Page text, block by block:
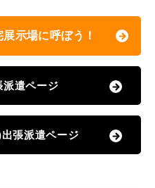
示場に呼ぼう！
派遣ページ
張派遣ページ